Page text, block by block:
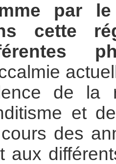
par le
cette
de la
et
des
aux